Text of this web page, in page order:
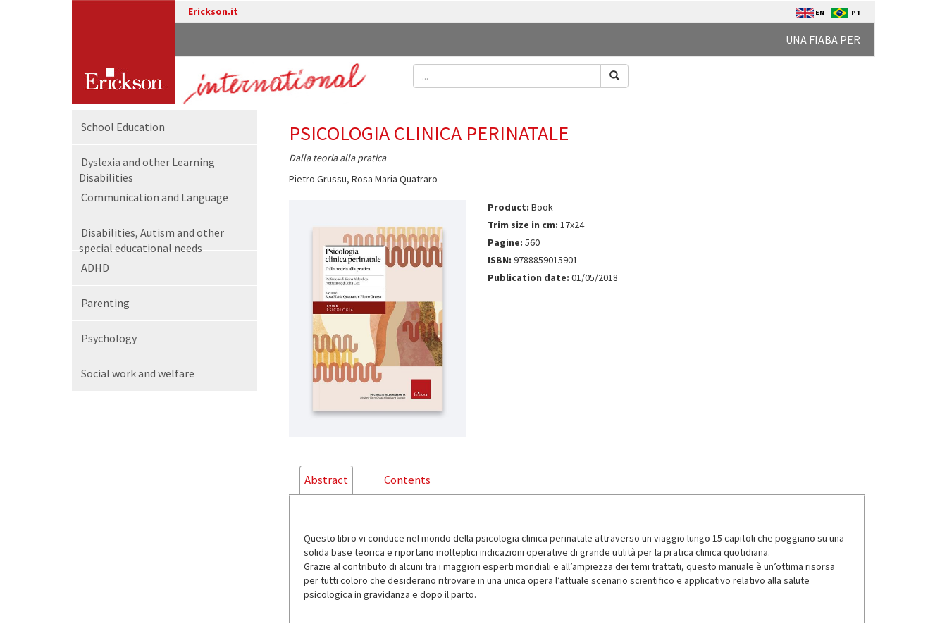
Erickson.it EN PT
UNA FIABA PER
School Education
Dyslexia and other Learning
Disabilities
Communication and Language
Disabilities, Autism and other
special educational needs
ADHD
Parenting
Psychology
Social work and welfare
PSICOLOGIA CLINICA PERINATALE
Dalla teoria alla pratica
Pietro Grussu, Rosa Maria Quatraro
Product: Book
Trim size in cm: 17x24
Pagine: 560
ISBN: 9788859015901
Publication date: 01/05/2018
Abstract Contents
Questo libro vi conduce nel mondo della psicologia clinica perinatale attraverso un viaggio lungo 15 capitoli che poggiano su una
solida base teorica e riportano molteplici indicazioni operative di grande utilità per la pratica clinica quotidiana.
Grazie al contributo di alcuni tra i maggiori esperti mondiali e all’ampiezza dei temi trattati, questo manuale è un’ottima risorsa
per tutti coloro che desiderano ritrovare in una unica opera l’attuale scenario scientifico e applicativo relativo alla salute
psicologica in gravidanza e dopo il parto.